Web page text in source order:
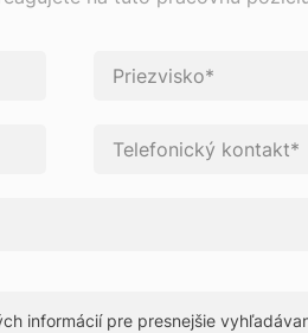
informácií pre presnejšie